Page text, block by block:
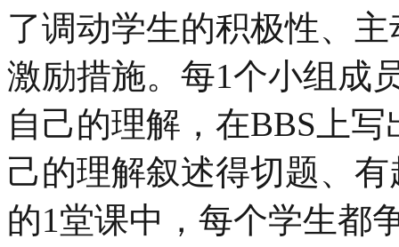
了调动学生的积极性、
激励措施。每1个小组成
自己的理解，在BBS上
己的理解叙述得切题、
的1堂课中，每个学生都